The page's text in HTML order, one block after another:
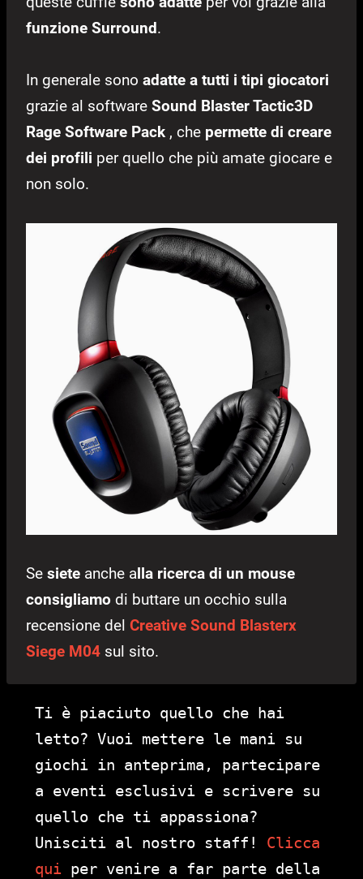
funzione Surround.
In generale sono adatte a tutti i tipi giocatori
grazie al software Sound Blaster Tactic3D
Rage Software Pack , che permette di creare
dei profili per quello che più amate giocare e
non solo.
Se siete anche alla ricerca di un mouse
consigliamo di buttare un occhio sulla
recensione del Creative Sound Blasterx
Siege M04 sul sito.
Ti è piaciuto quello che hai
letto? Vuoi mettere le mani su
giochi in anteprima, partecipare
a eventi esclusivi e scrivere su
quello che ti appassiona?
Unisciti al nostro staff! Clicca
qui per venire a far parte della